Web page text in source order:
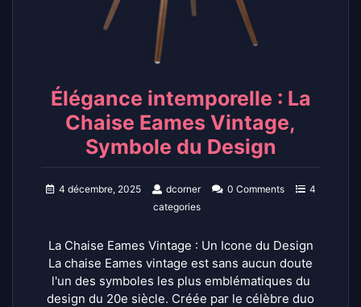
Élégance intemporelle : La
Chaise Eames Vintage,
Symbole du Design
4 décembre, 2025 dcorner 0 Comments
4
categories
La Chaise Eames Vintage : Un Icone du Design
La chaise Eames vintage est sans aucun doute
l'un des symboles les plus emblématiques du
design du 20e siècle. Créée par le célèbre duo